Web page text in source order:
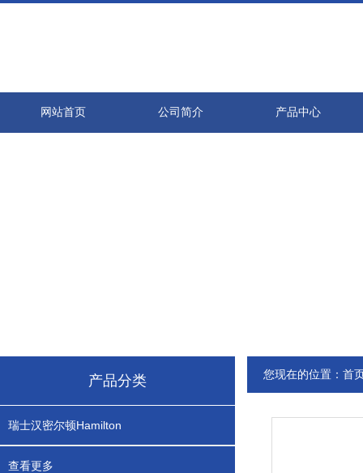
网站首页 公司简介 产品中心
产品分类
瑞士汉密尔顿Hamilton
查看更多
您现在的位置： 首